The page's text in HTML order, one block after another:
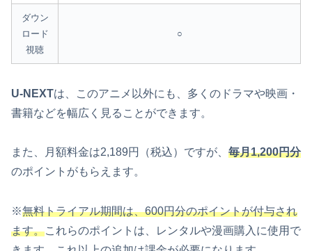
ダウン
ロード
視聴
○
U-NEXTは、このアニメ以外にも、多くのドラマや映画・
書籍などを幅広く見ることができます。
また、月額料金は2,189円（税込）ですが、 毎月1,200円分
のポイントがもらえます。
※無料トライアル期間は、600円分のポイントが付与され
ます。これらのポイントは、レンタルや漫画購入に使用で